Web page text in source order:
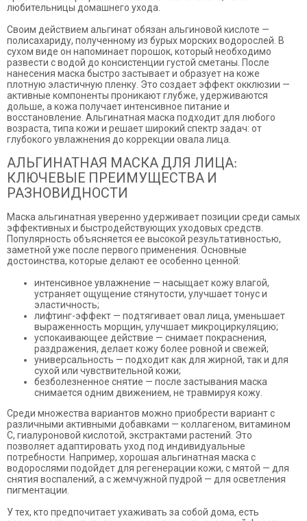
любительницы домашнего ухода.
Своим действием альгинат обязан альгиновой кислоте —
полисахариду, полученному из бурых морских водорослей. В
сухом виде он напоминает порошок, который необходимо
развести с водой до консистенции густой сметаны. После
нанесения маска быстро застывает и образует на коже
плотную эластичную пленку. Это создает эффект окклюзии —
активные компоненты проникают глубже, удерживаются
дольше, а кожа получает интенсивное питание и
восстановление. Альгинатная маска подходит для любого
возраста, типа кожи и решает широкий спектр задач: от
глубокого увлажнения до коррекции овала лица.
АЛЬГИНАТНАЯ МАСКА ДЛЯ ЛИЦА:
КЛЮЧЕВЫЕ ПРЕИМУЩЕСТВА И
РАЗНОВИДНОСТИ
Маска альгинатная уверенно удерживает позиции среди самых
эффективных и быстродействующих уходовых средств.
Популярность объясняется ее высокой результативностью,
заметной уже после первого применения. Основные
достоинства, которые делают ее особенно ценной:
интенсивное увлажнение — насыщает кожу влагой,
устраняет ощущение стянутости, улучшает тонус и
эластичность;
лифтинг-эффект — подтягивает овал лица, уменьшает
выраженность морщин, улучшает микроциркуляцию;
успокаивающее действие — снимает покраснения,
раздражения, делает кожу более ровной и свежей;
универсальность — подходит как для жирной, так и для
сухой или чувствительной кожи;
безболезненное снятие — после застывания маска
снимается одним движением, не травмируя кожу.
Среди множества вариантов можно приобрести вариант с
различными активными добавками — коллагеном, витамином
С, гиалуроновой кислотой, экстрактами растений. Это
позволяет адаптировать уход под индивидуальные
потребности. Например, хорошая альгинатная маска с
водорослями подойдет для регенерации кожи, с мятой — для
снятия воспалений, а с жемчужной пудрой — для осветления
пигментации.
У тех, кто предпочитает ухаживать за собой дома, есть